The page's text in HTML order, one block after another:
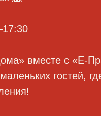
вместе с
гостей,